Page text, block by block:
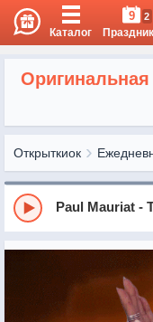
Каталог
9 2
Открыткиок
Paul Mauriat -